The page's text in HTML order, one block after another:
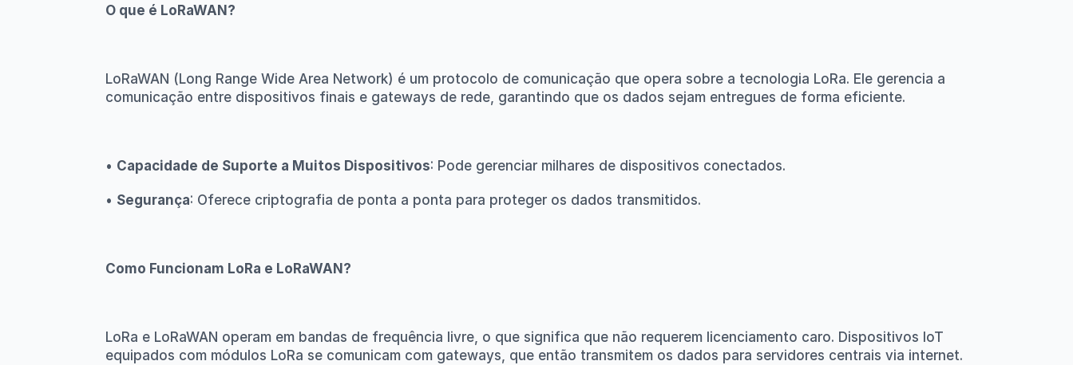
O que é LoRaWAN?
LoRaWAN (Long Range Wide Area Network) é um protocolo de comunicação que opera sobre a tecnologia LoRa. Ele gerencia a
comunicação entre dispositivos finais e gateways de rede, garantindo que os dados sejam entregues de forma eficiente.
• Capacidade de Suporte a Muitos Dispositivos: Pode gerenciar milhares de dispositivos conectados.
• Segurança: Oferece criptografia de ponta a ponta para proteger os dados transmitidos.
Como Funcionam LoRa e LoRaWAN?
LoRa e LoRaWAN operam em bandas de frequência livre, o que significa que não requerem licenciamento caro. Dispositivos IoT
equipados com módulos LoRa se comunicam com gateways, que então transmitem os dados para servidores centrais via internet.